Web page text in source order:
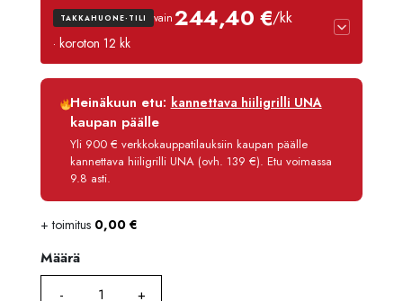
TAKKAHUONE-TILI vain244,40 €/kk
· koroton 12 kk
Luottoaika
12 kk
Korko
Käsittelymaksu
3,90 €/kk
Maksettava yhteensä
2 932,80 €
Heinäkuun etu: kannettava hiiligrilli UNA
kaupan päälle
Yli 900 € verkkokauppatilauksiin kaupan päälle
kannettava hiiligrilli UNA (ovh. 139 €). Etu voimassa
9.8 asti.
+ toimitus 0,00 €
Määrä
Määrä